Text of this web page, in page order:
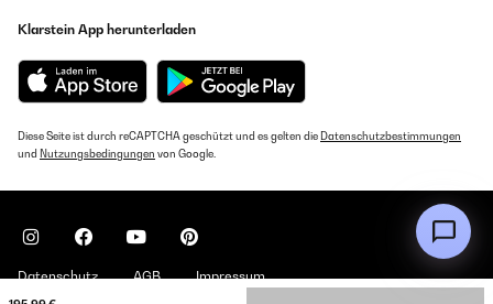
Klarstein App herunterladen
Diese Seite ist durch reCAPTCHA geschützt und es gelten die Datenschutzbestimmungen
und Nutzungsbedingungen von Google.
Datenschutz AGB Impressum